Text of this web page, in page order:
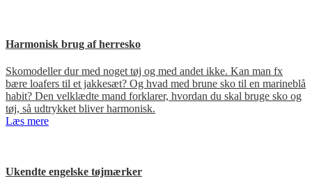
Harmonisk brug af herresko
Skomodeller dur med noget tøj og med andet ikke. Kan man fx
bære loafers til et jakkesæt? Og hvad med brune sko til en marineblå
habit? Den velklædte mand forklarer, hvordan du skal bruge sko og
tøj, så udtrykket bliver harmonisk.
Læs mere
Ukendte engelske tøjmærker